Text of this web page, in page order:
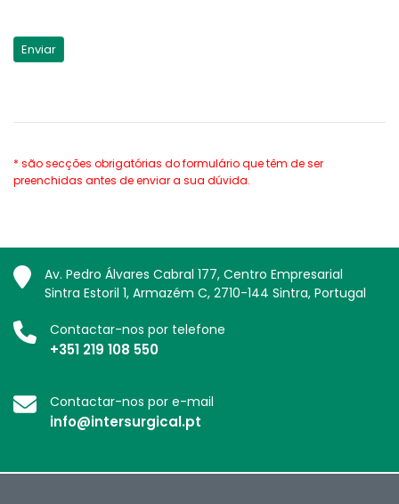
* são secções obrigatórias do formulário que têm de ser
preenchidas antes de enviar a sua dúvida.
Av. Pedro Álvares Cabral 177, Centro Empresarial
Sintra Estoril 1, Armazém C, 2710-144 Sintra, Portugal
Contactar-nos por telefone
+351 219 108 550
Contactar-nos por e-mail
info@intersurgical.pt